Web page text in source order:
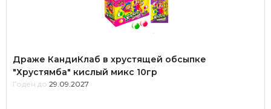
Драже КандиКлаб в хрустящей обсыпке
"Хрустямба" кислый микс 10гр
Годен до: 29.09.2027